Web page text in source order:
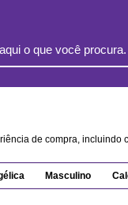
de compra,
Masculino